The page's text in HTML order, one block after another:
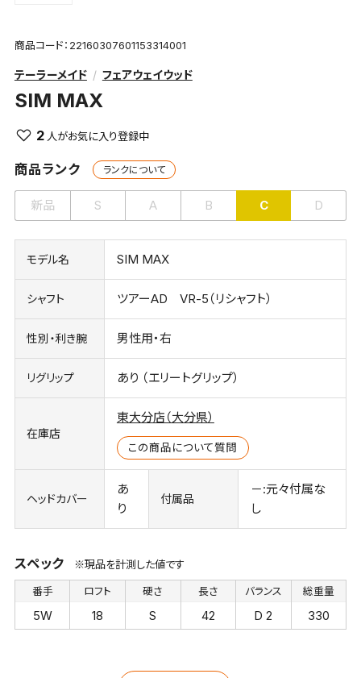
商品コード：22160307601153314001
テーラーメイド フェアウェイウッド
SIM MAX
2
商品ランク ランクについて
新品 S A B C D
モデル名 SIM MAX
シャフト ツアーAD VR-5（リシャフト）
性別・利き腕 男性用・右
リグリップ あり （エリートグリップ）
在庫店
東大分店（大分県）
この商品について質問
ヘッドカバー
あ
り
付属品
－:元々付属な
し
スペック ※現品を計測した値です
番手
5W
ロフト
18
硬さ
S
長さ
42
バランス
D 2
総重量
330